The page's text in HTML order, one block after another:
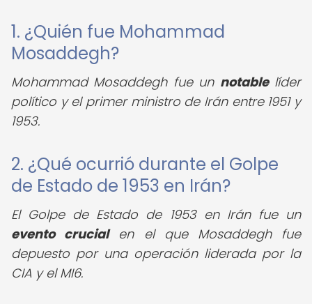
1. ¿Quién fue Mohammad
Mosaddegh?
Mohammad Mosaddegh fue un notablelíder
político y el primer ministro de Irán entre 1951 y
1953.
2. ¿Qué ocurrió durante el Golpe
de Estado de 1953 en Irán?
El Golpe de Estado de 1953 en Irán fue un
evento crucialen el que Mosaddegh fue
depuesto por una operación liderada por la
CIA y el MI6.